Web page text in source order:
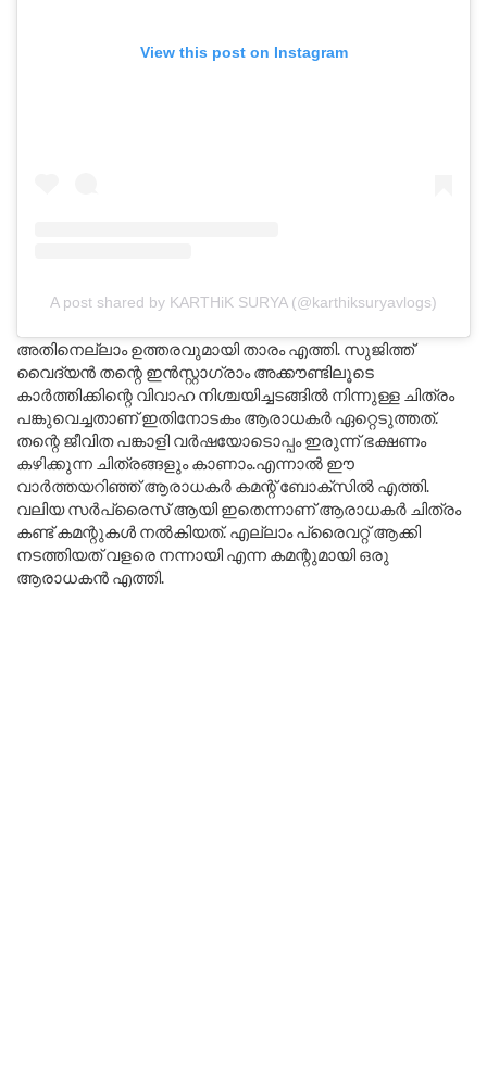
View this post on Instagram
A post shared by KARTHiK SURYA (@karthiksuryavlogs)
അതിനെല്ലാം ഉത്തരവുമായി താരം എത്തി. സുജിത്ത്
വൈദ്യൻ തന്റെ ഇൻസ്റ്റാഗ്രാം അക്കൗണ്ടിലൂടെ
കാർത്തിക്കിന്റെ വിവാഹ നിശ്ചയിച്ചടങ്ങിൽ നിന്നുള്ള ചിത്രം
പങ്കുവെച്ചതാണ് ഇതിനോടകം ആരാധകർ ഏറ്റെടുത്തത്.
തന്റെ ജീവിത പങ്കാളി വർഷയോടൊപ്പം ഇരുന്ന് ഭക്ഷണം
കഴിക്കുന്ന ചിത്രങ്ങളും കാണാം.എന്നാൽ ഈ
വാർത്തയറിഞ്ഞ് ആരാധകർ കമന്റ് ബോക്സിൽ എത്തി.
വലിയ സർപ്രൈസ് ആയി ഇതെന്നാണ് ആരാധകർ ചിത്രം
കണ്ട് കമന്റുകൾ നൽകിയത്. എല്ലാം പ്രൈവറ്റ് ആക്കി
നടത്തിയത് വളരെ നന്നായി എന്ന കമന്റുമായി ഒരു
ആരാധകൻ എത്തി.